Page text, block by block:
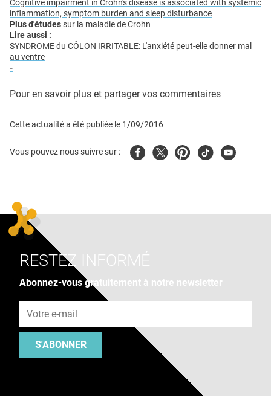
Cognitive impairment in Crohn's disease is associated with systemic
inflammation, symptom burden and sleep disturbance
Plus d'étudessur la maladie de Crohn
Lire aussi :
SYNDROME du CÔLON IRRITABLE: L'anxiété peut-elle donner mal
au ventre
-
Pour en savoir plus et partager vos commentaires
Cette actualité a été publiée le 1/09/2016
Vous pouvez nous suivre sur : FacebookTwitterPinterest
TiktokYoutube
RESTEZ INFORMÉ
Abonnez-vous gratuitement à notre newsletter
S'ABONNER